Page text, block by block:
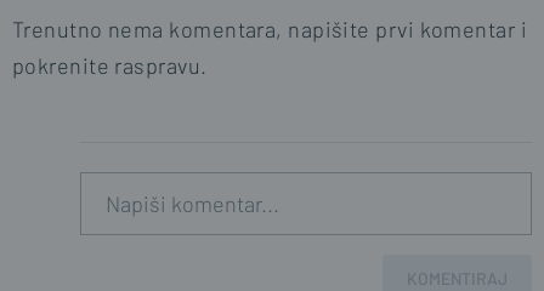
Trenutno nema komentara, napišite prvi komentar i
pokrenite raspravu.
KOMENTIRAJ